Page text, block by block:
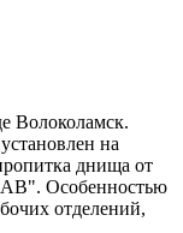
Волоколамск.
на
днища от
Особенностью
отделений,